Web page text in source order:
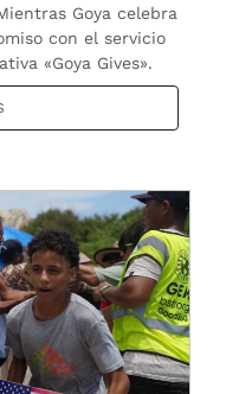
Goya celebra
con el servicio
«Goya Gives».